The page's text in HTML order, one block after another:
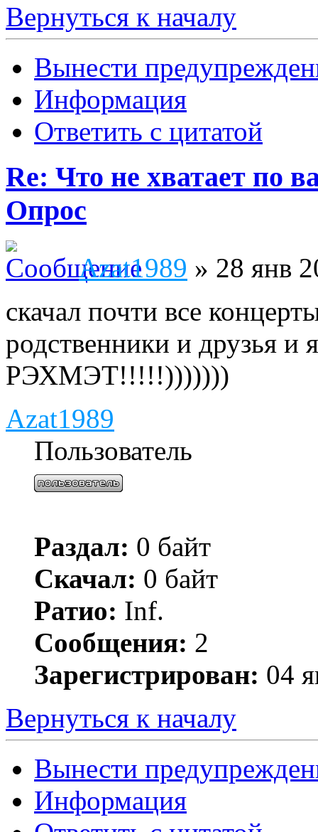
Вернуться к началу
Вынести
Информация
Ответить с цитатой
Re: Что не хватает по
Опрос
Azat1989 » 28 янв
скачал почти все
родственники и друзья
РЭХМЭТ!!!!!)))))))
Azat1989
Пользователь
Раздал: 0 байт
Скачал: 0 байт
Ратио: Inf.
Сообщения: 2
Зарегистрирован: 04
Вернуться к началу
Вынести
Информация